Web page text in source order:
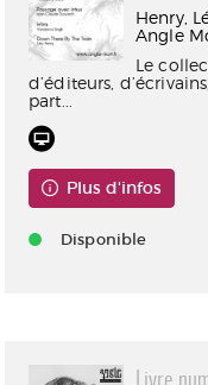
Henry,
Angle
Le
d’éditeurs,
part...
Plus d'infos
Disponible